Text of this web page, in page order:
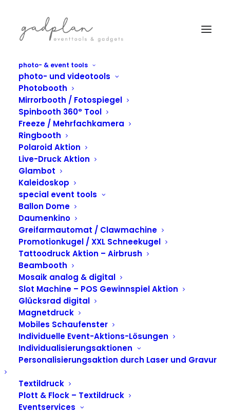
photo- & event tools
photo- und videotools
Photobooth
Mirrorbooth / Fotospiegel
Spinbooth 360° Tool
Freeze / Mehrfachkamera
Ringbooth
Polaroid Aktion
Live-Druck Aktion
Glambot
Kaleidoskop
special event tools
Ballon Dome
Daumenkino
Greifarmautomat / Clawmachine
Promotionkugel / XXL Schneekugel
Tattoodruck Aktion – Airbrush
Beambooth
Mosaik analog & digital
Slot Machine – POS Gewinnspiel Aktion
Glücksrad digital
Magnetdruck
Mobiles Schaufenster
Individuelle Event-Aktions-Lösungen
Individualisierungsaktionen
Personalisierungsaktion durch Laser und Gravur
Textildruck
Plott & Flock – Textildruck
Eventservices
Osterstimmung trifft
Markenpräsenz –
Fotobox mit
Branding in den
Schadow Arkaden
Düsseldorf